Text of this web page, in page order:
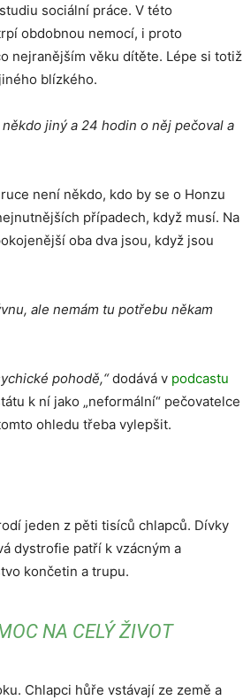
sociální práce. V této
obdobnou nemocí, i proto
nejranějším věku dítěte. Lépe si totiž
blízkého.
jiný a 24 hodin o něj pečoval a
není někdo, kdo by se o Honzu
případech, když musí. Na
oba dva jsou, když jsou
ale nemám tu potřebu někam
pohodě,“dodává v podcastu
k ní jako „neformální“ pečovatelce
ohledu třeba vylepšit.
jeden z pěti tisíců chlapců. Dívky
dystrofie patří k vzácným a
končetin a trupu.
NA CELÝ ŽIVOT
Chlapci hůře vstávají ze země a